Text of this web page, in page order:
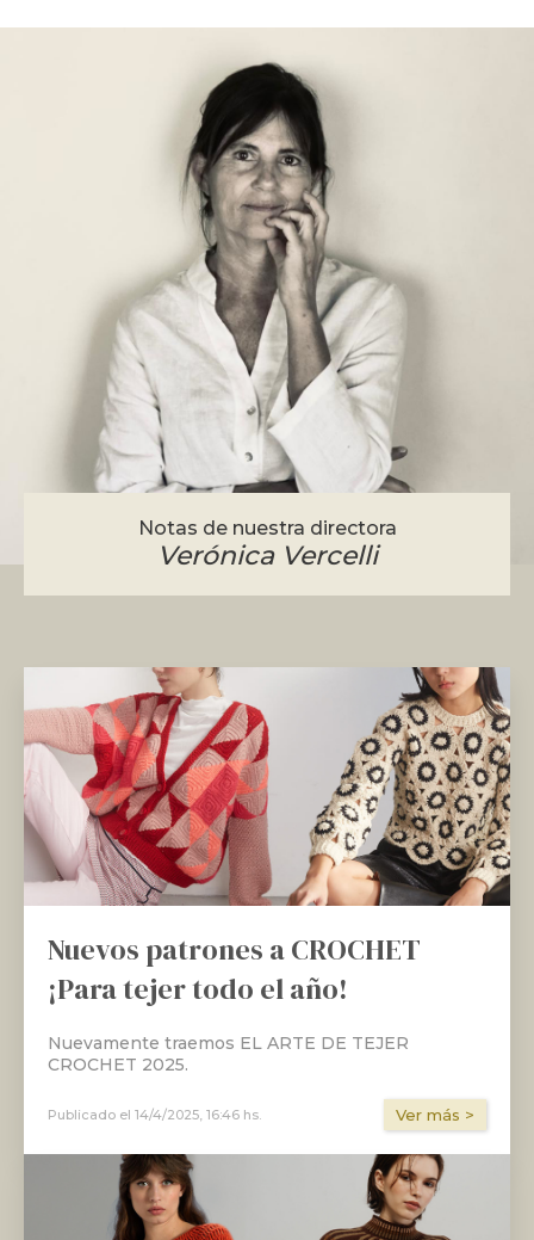
Notas de nuestra directora
Verónica Vercelli
Nuevos patrones a CROCHET
¡Para tejer todo el año!
Nuevamente traemos EL ARTE DE TEJER
CROCHET 2025.
Publicado el 14/4/2025, 16:46 hs. Ver más >